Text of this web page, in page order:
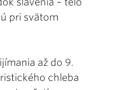
pri svätom
až do 9.
chleba